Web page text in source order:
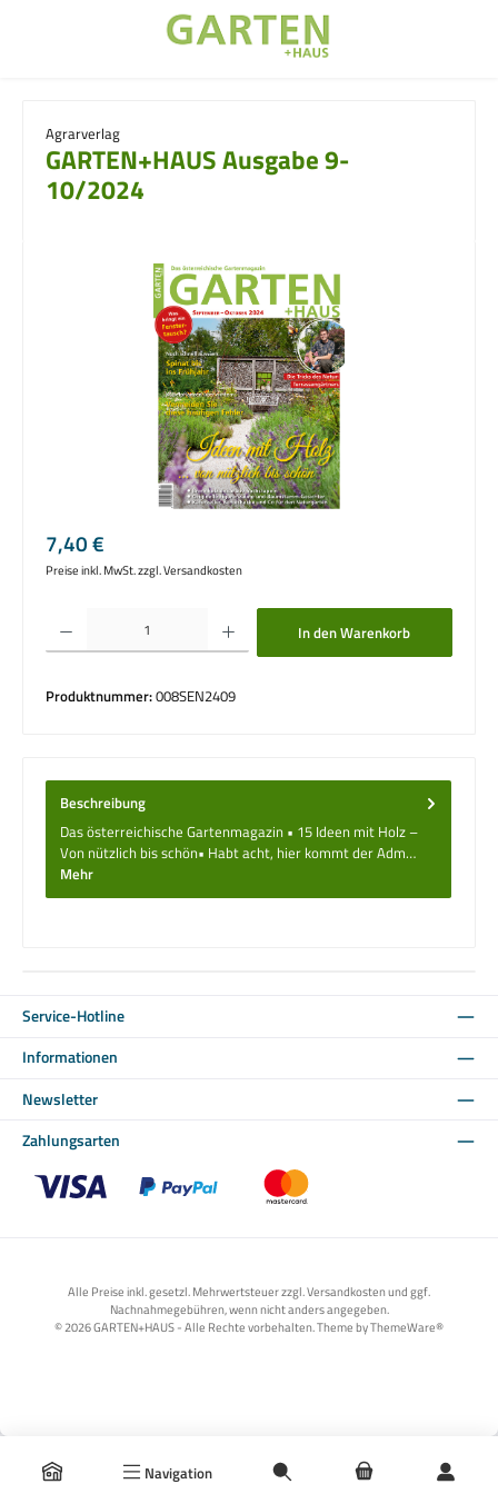
Navigation
Agrarverlag
GARTEN+HAUS Ausgabe 9-
10/2024
Bildergalerie überspringen
Regulärer Preis:
7,40 €
Preise inkl. MwSt. zzgl. Versandkosten
Produkt Anzahl: Gib den gewünschten Wert ein oder benutze die Schaltflächen um
In den Warenkorb
Produktnummer:008SEN2409
Beschreibung
Das österreichische Gartenmagazin • 15 Ideen mit Holz –
Von nützlich bis schön• Habt acht, hier kommt der Adm…
Mehr
Service-Hotline
Informationen
Newsletter
Zahlungsarten
Alle Preise inkl. gesetzl. Mehrwertsteuer zzgl. Versandkosten und ggf.
Nachnahmegebühren, wenn nicht anders angegeben.
© 2026 GARTEN+HAUS - Alle Rechte vorbehalten. Theme byThemeWare®